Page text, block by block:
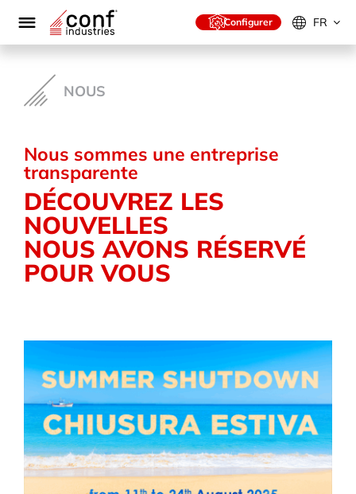
Configurer FR
NOUS
Nous sommes une entreprise
transparente
DÉCOUVREZ LES
NOUVELLES
NOUS AVONS RÉSERVÉ
POUR VOUS